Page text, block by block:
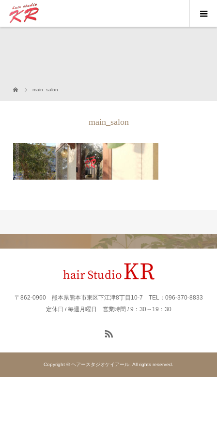
main_salon
main_salon
〒862‐0960 熊本県熊本市東区下江津8丁目10-7 TEL：096-370-8833
定休日 / 毎週月曜日 営業時間 / 9：30～19：30
Copyright © ヘアースタジオケイアール. All rights reserved.